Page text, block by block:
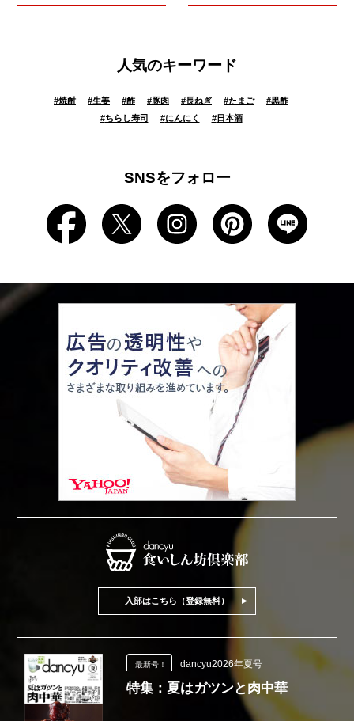
人気のキーワード
#焼酎 #生姜 #酢 #豚肉 #長ねぎ #たまご #黒酢
#ちらし寿司 #にんにく #日本酒
SNSをフォロー
入部はこちら（登録無料）
最新号！ dancyu2026年夏号
特集：夏はガツンと肉中華